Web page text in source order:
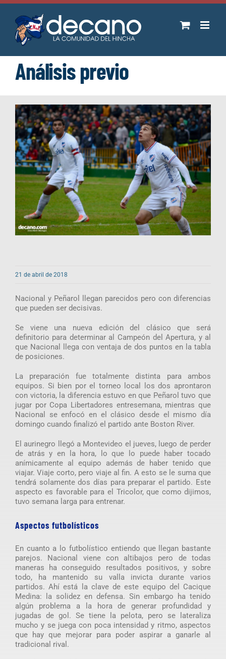
Saltar
contenido
Análisis previo
21 de abril de 2018
Nacional y Peñarol llegan parecidos pero con diferencias
que pueden ser decisivas.
Se viene una nueva edición del clásico que será
definitorio para determinar al Campeón del Apertura, y al
que Nacional llega con ventaja de dos puntos en la tabla
de posiciones.
La preparación fue totalmente distinta para ambos
equipos. Si bien por el torneo local los dos aprontaron
con victoria, la diferencia estuvo en que Peñarol tuvo que
jugar por Copa Libertadores entresemana, mientras que
Nacional se enfocó en el clásico desde el mismo día
domingo cuando finalizó el partido ante Boston River.
El aurinegro llegó a Montevideo el jueves, luego de perder
de atrás y en la hora, lo que lo puede haber tocado
anímicamente al equipo además de haber tenido que
viajar. Viaje corto, pero viaje al fin. A esto se le suma que
tendrá solamente dos días para preparar el partido. Este
aspecto es favorable para el Tricolor, que como dijimos,
tuvo semana larga para entrenar.
Aspectos futbolísticos
En cuanto a lo futbolístico entiendo que llegan bastante
parejos. Nacional viene con altibajos pero de todas
maneras ha conseguido resultados positivos, y sobre
todo, ha mantenido su valla invicta durante varios
partidos. Ahí está la clave de este equipo del Cacique
Medina: la solidez en defensa. Sin embargo ha tenido
algún problema a la hora de generar profundidad y
jugadas de gol. Se tiene la pelota, pero se lateraliza
mucho y se juega con poca intensidad y ritmo, aspectos
que hay que mejorar para poder aspirar a ganarle al
tradicional rival.